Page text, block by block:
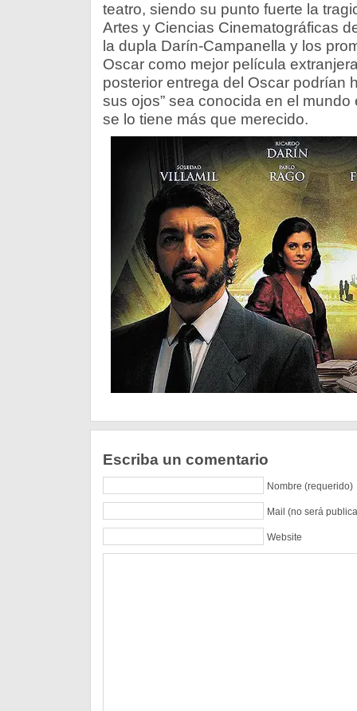
teatro, siendo su punto fuerte la
Artes y Ciencias Cinematográficas
la dupla Darín-Campanella y los
Oscar como mejor película
posterior entrega del Oscar podrían
sus ojos” sea conocida en el
se lo tiene más que merecido.
Escriba un comentario
Nombre (requerido)
Mail (no será
Website